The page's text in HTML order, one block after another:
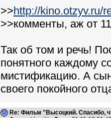
>>http://kino.otzyv.ru/
>>комменты, аж от
Так об том и речь!
понятного каждому
мистификацию. А
своего покойного
Re: Фильм "Высоцкий. Спасибо,